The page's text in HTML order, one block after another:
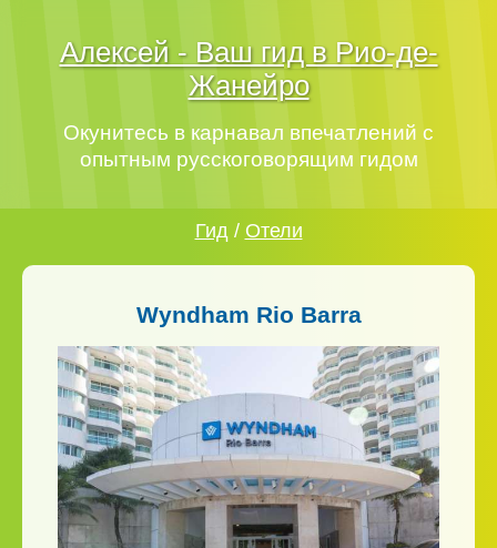
Алексей - Ваш гид в Рио-де-
Жанейро
Окунитесь в карнавал впечатлений с
опытным русскоговорящим гидом
Гид / Отели
Wyndham Rio Barra